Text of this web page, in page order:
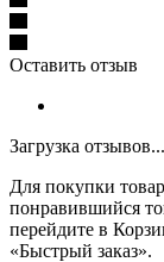
Оставить отзыв
Загрузка отзывов...
Для покупки
понравившийся
перейдите в
«Быстрый заказ».